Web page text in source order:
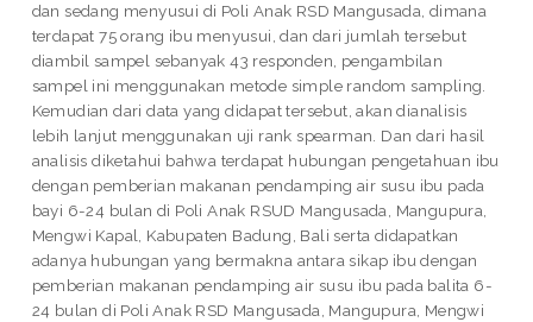
dan sedang menyusui di Poli Anak RSD Mangusada, dimana
terdapat 75 orang ibu menyusui, dan dari jumlah tersebut
diambil sampel sebanyak 43 responden, pengambilan
sampel ini menggunakan metode simple random sampling.
Kemudian dari data yang didapat tersebut, akan dianalisis
lebih lanjut menggunakan uji rank spearman. Dan dari hasil
analisis diketahui bahwa terdapat hubungan pengetahuan ibu
dengan pemberian makanan pendamping air susu ibu pada
bayi 6-24 bulan di Poli Anak RSUD Mangusada, Mangupura,
Mengwi Kapal, Kabupaten Badung, Bali serta didapatkan
adanya hubungan yang bermakna antara sikap ibu dengan
pemberian makanan pendamping air susu ibu pada balita 6-
24 bulan di Poli Anak RSD Mangusada, Mangupura, Mengwi